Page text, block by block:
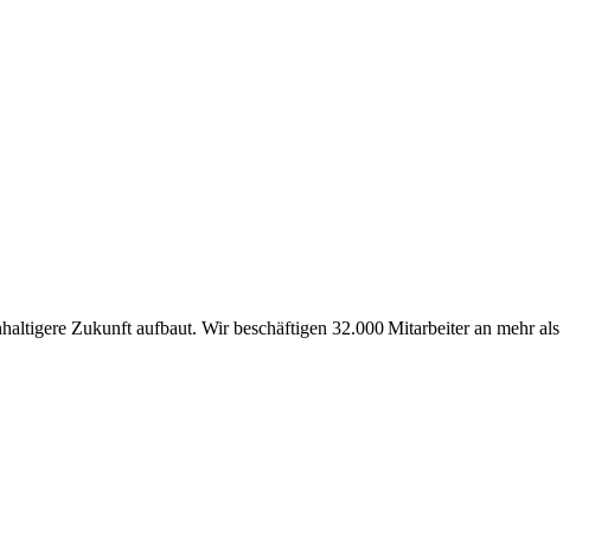
Zukunft aufbaut. Wir beschäftigen 32.000 Mitarbeiter an mehr als